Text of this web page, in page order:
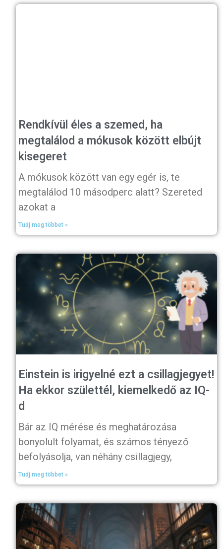
Rendkívül éles a szemed, ha
megtalálod a mókusok között elbújt
kisegeret
A mókusok között van egy egér is, te
megtalálod 10 másodperc alatt? Szereted
azokat a
Tudj meg többet »
Einstein is irigyelné ezt a csillagjegyet!
Ha ekkor születtél, kiemelkedő az IQ-
d
Bár az IQ mérése és meghatározása
bonyolult folyamat, és számos tényező
befolyásolja, van néhány csillagjegy,
Tudj meg többet »